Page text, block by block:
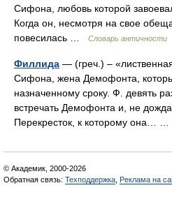
Сифона, любовь которой
Когда он, несмотря на свое
повесилась …
Словарь античности
Филлида — (греч.) –
Сифона, жена Демофонта,
назначенному сроку. Ф. девять
встречать Демофонта и, не
Перекресток, к которому она… …
© Академик, 2000-2026
Обратная связь: Техподдержка Реклама на